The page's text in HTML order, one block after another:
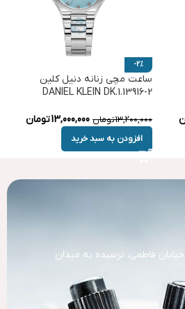
-2%
ساعت مچی زنانه دنیل کلین
DANIEL KLEIN DK.1.13916-2
13,200,000تومان 13,000,000تومان
افزودن به سبد خرید
فاطمی، نرسیده به میدان